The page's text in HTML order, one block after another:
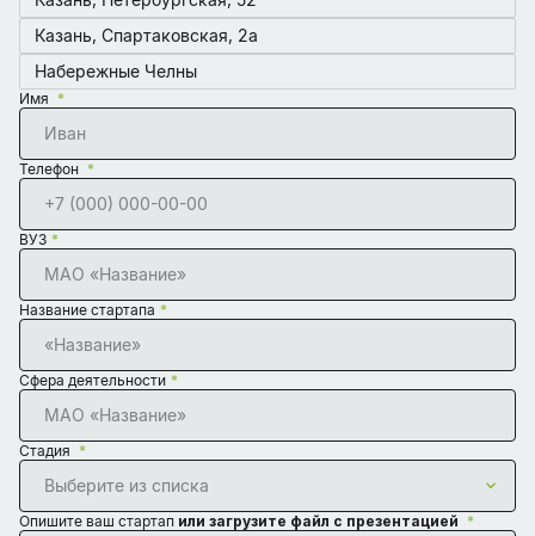
Казань, Спартаковская, 2а
Набережные Челны
Имя
Телефон
ВУЗ
Название стартапа
Сфера деятельности
Стадия
Выберите из списка
Опишите ваш стартап или загрузите файл c презентацией